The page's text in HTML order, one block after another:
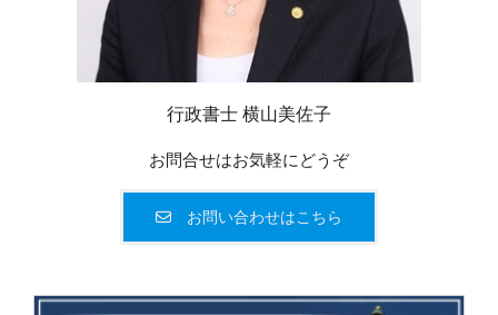
行政書士 横山美佐子
お問合せはお気軽にどうぞ
お問い合わせはこちら